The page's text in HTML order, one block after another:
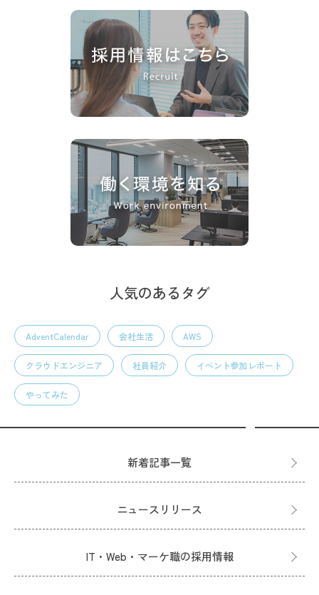
人気のあるタグ
AdventCalendar 会社生活 AWS
クラウドエンジニア 社員紹介 イベント参加レポート
やってみた
新着記事一覧
ニュースリリース
IT・Web・マーケ職の採用情報